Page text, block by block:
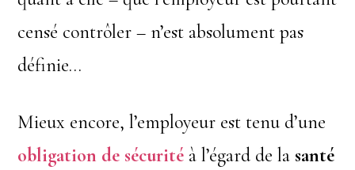
censé contrôler – n’est absolument pas
définie…
Mieux encore, l’employeur est tenu d’une
obligation de sécurité à l’égard de la santé